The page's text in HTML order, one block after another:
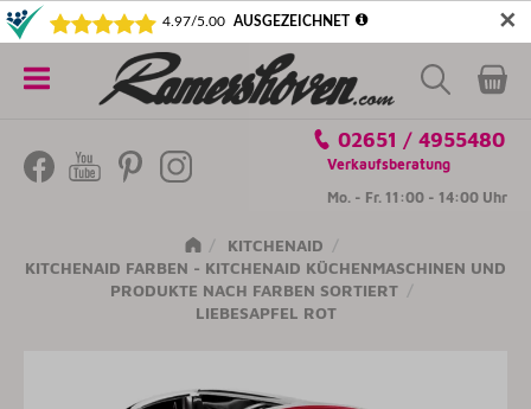
✕
5€ SICHERN! NEWSLETTER ABONNIEREN
Kategorien
02651 / 4955480
Verkaufsberatung
Mo. - Fr. 11:00 - 14:00 Uhr
KITCHENAID
KITCHENAID FARBEN - KITCHENAID KÜCHENMASCHINEN UND
PRODUKTE NACH FARBEN SORTIERT
LIEBESAPFEL ROT